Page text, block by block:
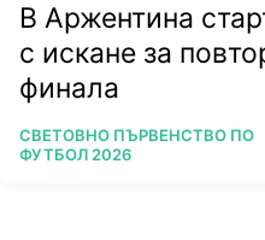
В Аржентина
с искане за
финала
ПОВЕЧЕ ОТ
СВЕТОВНО ПЪРВЕНСТВО ПО
ФУТБОЛ 2026